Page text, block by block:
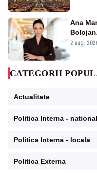
Ana
2 aug.
CATEGORII
Actualitate
Politica Interna -
Politica Interna - locala
Politica Externa